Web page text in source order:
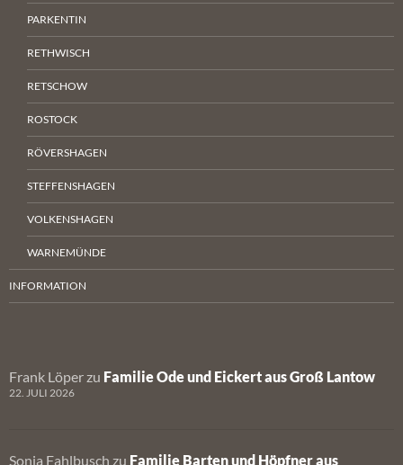
PARKENTIN
RETHWISCH
RETSCHOW
ROSTOCK
RÖVERSHAGEN
STEFFENSHAGEN
VOLKENSHAGEN
WARNEMÜNDE
INFORMATION
Frank Löper zu Familie Ode und Eickert aus Groß Lantow
22. JULI 2026
Sonja Fahlbusch zu Familie Barten und Höpfner aus